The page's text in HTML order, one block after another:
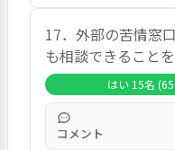
この項目では、
82.6％を占め、
0％、「いいえ」
は17.4％という
特筆すべき意見
17．外部の苦情窓
も相談できること
はい 15名
コメント